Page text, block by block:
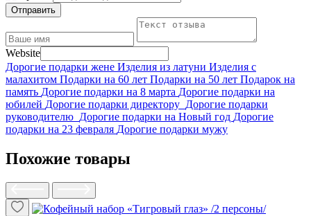
Отправить
Website
Дорогие подарки жене Изделия из латуни Изделия с
малахитом Подарки на 60 лет Подарки на 50 лет Подарок на
память Дорогие подарки на 8 марта Дорогие подарки на
юбилей Дорогие подарки директору Дорогие подарки
руководителю Дорогие подарки на Новый год Дорогие
подарки на 23 февраля Дорогие подарки мужу
Похожие товары